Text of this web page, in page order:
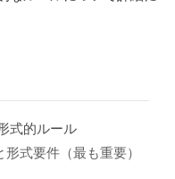
式的ルール
式要件（最も重要）